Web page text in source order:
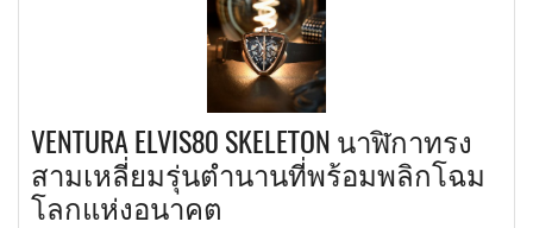
VENTURA ELVIS80 SKELETON นาฬิกาทรง
สามเหลี่ยมรุ่นตำนานที่พร้อมพลิกโฉม
โลกแห่งอนาคต